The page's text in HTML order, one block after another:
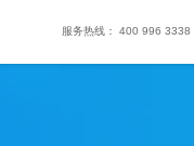
服务热线： 400 996 3338